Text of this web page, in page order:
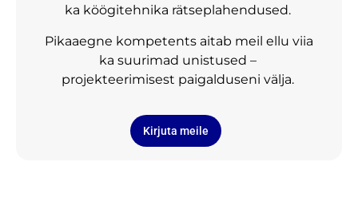
ka köögitehnika rätseplahendused.
Pikaaegne kompetents aitab meil ellu viia
ka suurimad unistused –
projekteerimisest paigalduseni välja.
Kirjuta meile